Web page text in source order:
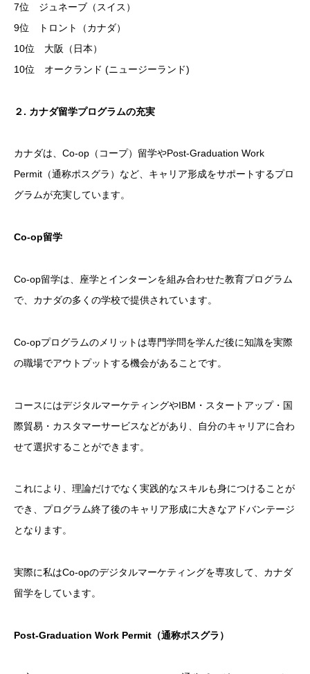
7位 ジュネーブ（スイス）
9位 トロント（カナダ）
10位 大阪（日本）
10位 オークランド (ニュージーランド)
２ . カナダ留学プログラムの充実
カナダは、Co-op（コープ）留学やPost-Graduation Work
Permit（通称ポスグラ）など、キャリア形成をサポートするプロ
グラムが充実しています。
Co-op留学
Co-op留学は、座学とインターンを組み合わせた教育プログラム
で、カナダの多くの学校で提供されています。
Co-opプログラムのメリットは専門学問を学んだ後に知識を実際
の職場でアウトプットする機会があることです。
コースにはデジタルマーケティングやIBM・スタートアップ・国
際貿易・カスタマーサービスなどがあり、自分のキャリアに合わ
せて選択することができます。
これにより、理論だけでなく実践的なスキルも身につけることが
でき、プログラム終了後のキャリア形成に大きなアドバンテージ
となります。
実際に私はCo-opのデジタルマーケティングを専攻して、カナダ
留学をしています。
Post-Graduation Work Permit （通称ポスグラ）